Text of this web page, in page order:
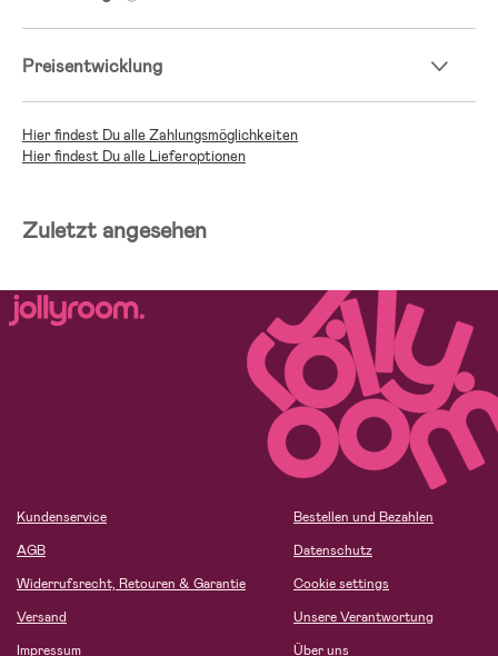
Preisentwicklung
Hier findest Du alle Zahlungsmöglichkeiten
Hier findest Du alle Lieferoptionen
Zuletzt angesehen
Kundenservice
AGB
Widerrufsrecht, Retouren & Garantie
Versand
Impressum
Bestellen und Bezahlen
Datenschutz
Cookie settings
Unsere Verantwortung
Über uns